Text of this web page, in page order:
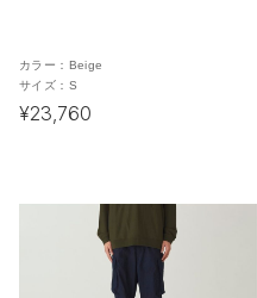
カラー： Beige
サイズ： S
¥23,760